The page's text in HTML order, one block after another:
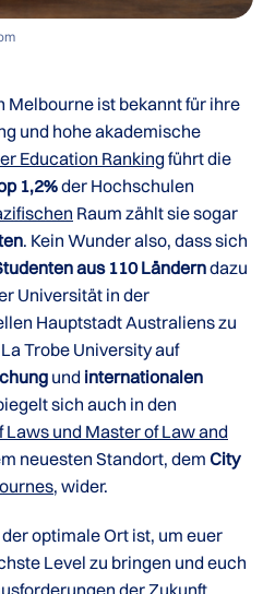
Melbourne ist bekannt für ihre
und hohe akademische
Education Rankingführt die
1,2%der Hochschulen
Raum zählt sie sogar
. Kein Wunder also, dass sich
aus 110 Länderndazu
Universität in der
Hauptstadt Australiens zu
Trobe University auf
und internationalen
sich auch in den
Laws und Master of Law and
neuesten Standort, dem City
, wider.
optimale Ort ist, um euer
Level zu bringen und euch
der Zukunft